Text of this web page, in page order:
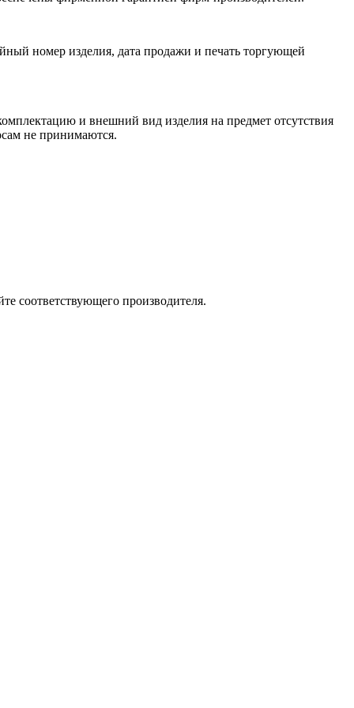
номер изделия, дата продажи и печать торгующей
и внешний вид изделия на предмет отсутствия
не принимаются.
соответствующего производителя.